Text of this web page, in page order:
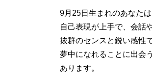
9月25日生まれのあなた
自己表現が上手で、会話
抜群のセンスと鋭い感性
夢中になれることに出会
あります。